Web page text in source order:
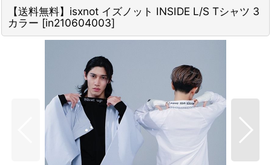
【送料無料】isxnot イズノット INSIDE L/S Tシャツ 3
カラー [in210604003]